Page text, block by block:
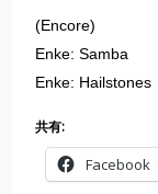
(Encore)
Enke: Samba
Enke: Hailstones
共有:
Facebook